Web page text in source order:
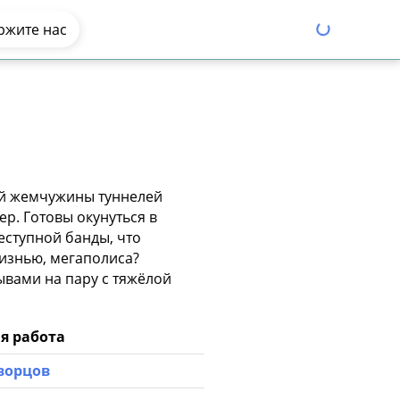
жемчужины туннелей
Готовы окунуться в
банды, что
мегаполиса?
на пару с тяжёлой
работа
нас